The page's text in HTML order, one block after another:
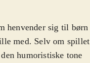
henvender sig til børn
med. Selv om spillet
humoristiske tone